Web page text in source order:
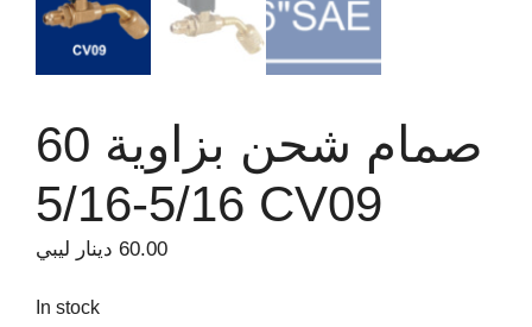
صمام شحن بزاوية 60
5/16-5/16 CV09
60.00 دينار ليبي
In stock